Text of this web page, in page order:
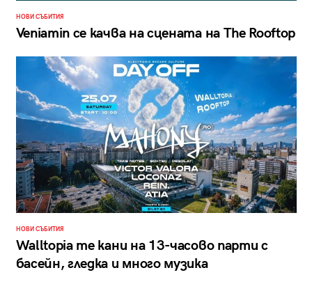
НОВИ СЪБИТИЯ
Veniamin се качва на сцената на The Rooftop
НОВИ СЪБИТИЯ
Walltopia те кани на 13-часово парти с
басейн, гледка и много музика